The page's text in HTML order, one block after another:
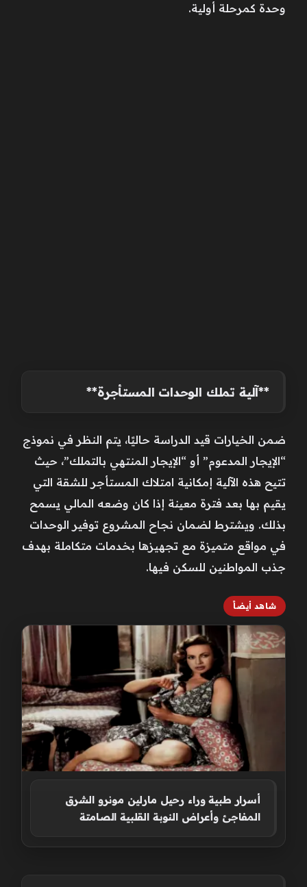
وحدة كمرحلة أولية.
**آلية تملك الوحدات المستأجرة**
ضمن الخيارات قيد الدراسة حاليًا، يتم النظر في نموذج
“الإيجار المدعوم” أو “الإيجار المنتهي بالتملك”، حيث
تتيح هذه الآلية إمكانية امتلاك المستأجر للشقة التي
يقيم بها بعد فترة معينة إذا كان وضعه المالي يسمح
بذلك. ويشترط لضمان نجاح المشروع توفير الوحدات
في مواقع متميزة مع تجهيزها بخدمات متكاملة بهدف
جذب المواطنين للسكن فيها.
شاهد أيضاً
أسرار طبية وراء رحيل مارلين مونرو الشرق
المفاجئ وأعراض النوبة القلبية الصامتة